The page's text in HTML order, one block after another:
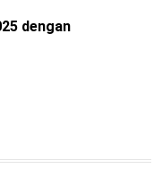
dengan